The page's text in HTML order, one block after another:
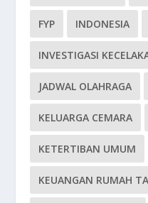
FYP INDONESIA
INVESTIGASI
JADWAL OLAHRAGA
KELUARGA CEMARA
KETERTIBAN UMUM
KEUANGAN RUMAH